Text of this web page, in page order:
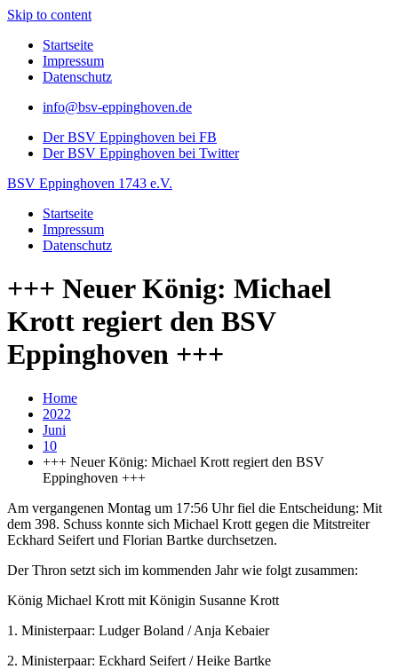
Skip to content
Startseite
Impressum
Datenschutz
info@bsv-eppinghoven.de
Der BSV Eppinghoven bei FB
Der BSV Eppinghoven bei Twitter
BSV Eppinghoven 1743 e.V.
Startseite
Impressum
Datenschutz
+++ Neuer König: Michael
Krott regiert den BSV
Eppinghoven +++
Home
2022
Juni
10
+++ Neuer König: Michael Krott regiert den BSV
Eppinghoven +++
Am vergangenen Montag um 17:56 Uhr fiel die Entscheidung: Mit
dem 398. Schuss konnte sich Michael Krott gegen die Mitstreiter
Eckhard Seifert und Florian Bartke durchsetzen.
Der Thron setzt sich im kommenden Jahr wie folgt zusammen:
König Michael Krott mit Königin Susanne Krott
1. Ministerpaar: Ludger Boland / Anja Kebaier
2. Ministerpaar: Eckhard Seifert / Heike Bartke